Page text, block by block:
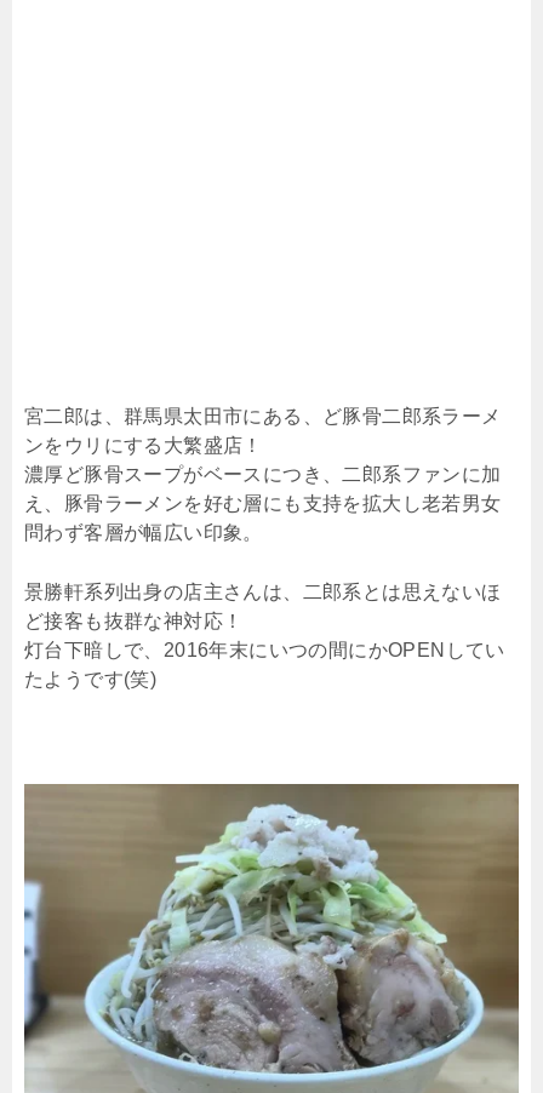
宮二郎は、群馬県太田市にある、ど豚骨二郎系ラーメ
ンをウリにする大繁盛店！
濃厚ど豚骨スープがベースにつき、二郎系ファンに加
え、豚骨ラーメンを好む層にも支持を拡大し老若男女
問わず客層が幅広い印象。
景勝軒系列出身の店主さんは、二郎系とは思えないほ
ど接客も抜群な神対応！
灯台下暗しで、2016年末にいつの間にかOPENしてい
たようです(笑)